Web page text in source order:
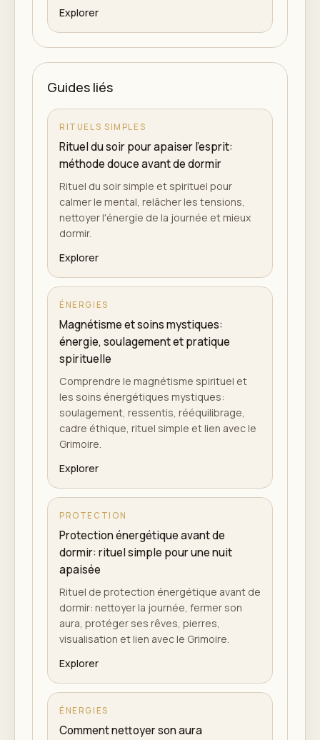
Explorer
Guides liés
RITUELS SIMPLES
Rituel du soir pour apaiser l'esprit:
méthode douce avant de dormir
Rituel du soir simple et spirituel pour
calmer le mental, relâcher les tensions,
nettoyer l'énergie de la journée et mieux
dormir.
Explorer
ÉNERGIES
Magnétisme et soins mystiques:
énergie, soulagement et pratique
spirituelle
Comprendre le magnétisme spirituel et
les soins énergétiques mystiques:
soulagement, ressentis, rééquilibrage,
cadre éthique, rituel simple et lien avec le
Grimoire.
Explorer
PROTECTION
Protection énergétique avant de
dormir: rituel simple pour une nuit
apaisée
Rituel de protection énergétique avant de
dormir: nettoyer la journée, fermer son
aura, protéger ses rêves, pierres,
visualisation et lien avec le Grimoire.
Explorer
ÉNERGIES
Comment nettoyer son aura